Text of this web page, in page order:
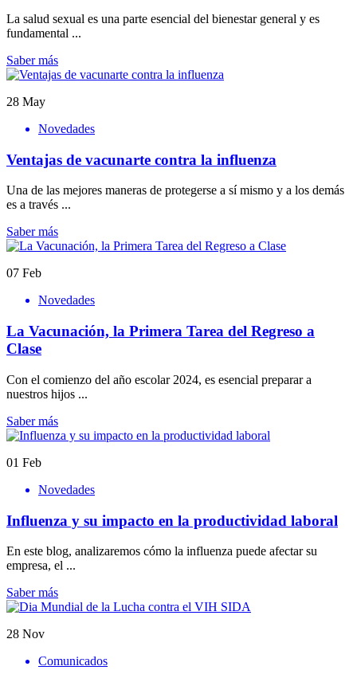
La salud sexual es una parte esencial del bienestar general y es
fundamental ...
Saber más
28 May
Novedades
Ventajas de vacunarte contra la influenza
Una de las mejores maneras de protegerse a sí mismo y a los demás
es a través ...
Saber más
07 Feb
Novedades
La Vacunación, la Primera Tarea del Regreso a
Clase
Con el comienzo del año escolar 2024, es esencial preparar a
nuestros hijos ...
Saber más
01 Feb
Novedades
Influenza y su impacto en la productividad laboral
En este blog, analizaremos cómo la influenza puede afectar su
empresa, el ...
Saber más
28 Nov
Comunicados